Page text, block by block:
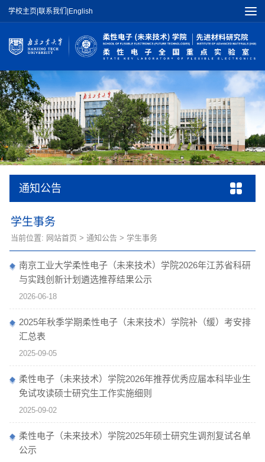
学校主页|联系我们 |English
通知公告
学生事务
当前位置: 网站首页 > 通知公告 > 学生事务
南京工业大学柔性电子（未来技术）学院2026年江苏省科研
与实践创新计划遴选推荐结果公示
2026-06-18
2025年秋季学期柔性电子（未来技术）学院补（缓）考安排
汇总表
2025-09-05
柔性电子（未来技术）学院2026年推荐优秀应届本科毕业生
免试攻读硕士研究生工作实施细则
2025-09-02
柔性电子（未来技术）学院2025年硕士研究生调剂复试名单
公示